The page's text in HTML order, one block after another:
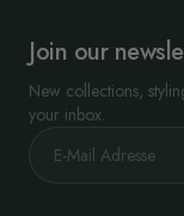
Join our
New collections,
your inbox.